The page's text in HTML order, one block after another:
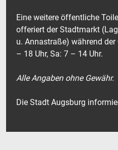
Eine weitere öffentliche
offeriert der Stadtmarkt
u. Annastraße) während
– 18 Uhr, Sa: 7 – 14 Uhr.
Alle Angaben ohne Gewähr.
Die Stadt Augsburg